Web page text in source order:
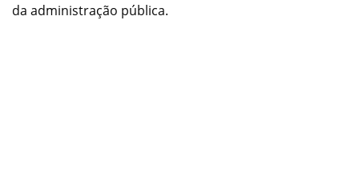
da administração pública.